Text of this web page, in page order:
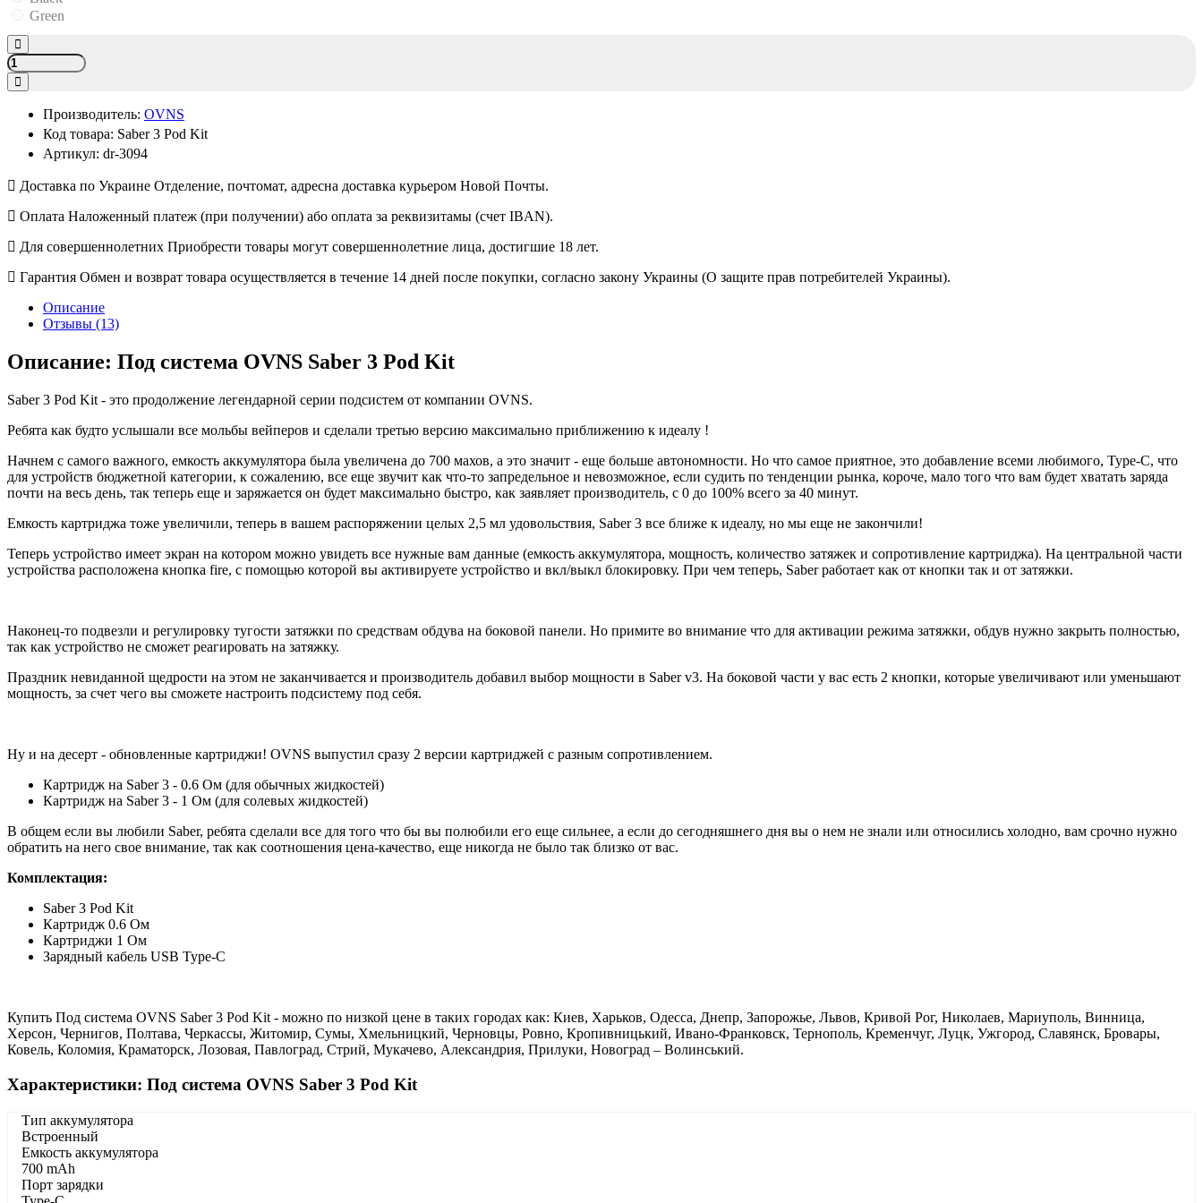
Green
Производитель: OVNS
Код товара: Saber 3 Pod Kit
Артикул: dr-3094
Доставка по Украине Отделение, почтомат, адресна доставка курьером Новой Почты.
Оплата Наложенный платеж (при получении) або оплата за реквизитамы (счет IBAN).
Для совершеннолетних Приобрести товары могут совершеннолетние лица, достигшие 18 лет.
Гарантия Обмен и возврат товара осуществляется в течение 14 дней после покупки, согласно закону Украины (О защите прав потребителей Украины).
Описание
Отзывы (13)
Описание: Под система OVNS Saber 3 Pod Kit
Saber 3 Pod Kit - это продолжение легендарной серии подсистем от компании OVNS.
Ребята как будто услышали все мольбы вейперов и сделали третью версию максимально приближению к идеалу !
Начнем с самого важного, емкость аккумулятора была увеличена до 700 махов, а это значит - еще больше автономности. Но что самое приятное, это добавление всеми любимого, Type-С, что
для устройств бюджетной категории, к сожалению, все еще звучит как что-то запредельное и невозможное, если судить по тенденции рынка, короче, мало того что вам будет хватать заряда
почти на весь день, так теперь еще и заряжается он будет максимально быстро, как заявляет производитель, с 0 до 100% всего за 40 минут.
Емкость картриджа тоже увеличили, теперь в вашем распоряжении целых 2,5 мл удовольствия, Saber 3 все ближе к идеалу, но мы еще не закончили!
Теперь устройство имеет экран на котором можно увидеть все нужные вам данные (емкость аккумулятора, мощность, количество затяжек и сопротивление картриджа). На центральной части
устройства расположена кнопка fire, с помощью которой вы активируете устройство и вкл/выкл блокировку. При чем теперь, Saber работает как от кнопки так и от затяжки.
Наконец-то подвезли и регулировку тугости затяжки по средствам обдува на боковой панели. Но примите во внимание что для активации режима затяжки, обдув нужно закрыть полностью,
так как устройство не сможет реагировать на затяжку.
Праздник невиданной щедрости на этом не заканчивается и производитель добавил выбор мощности в Saber v3. На боковой части у вас есть 2 кнопки, которые увеличивают или уменьшают
мощность, за счет чего вы сможете настроить подсистему под себя.
Ну и на десерт - обновленные картриджи! OVNS выпустил сразу 2 версии картриджей с разным сопротивлением.
Картридж на Saber 3 - 0.6 Ом (для обычных жидкостей)
Картридж на Saber 3 - 1 Ом (для солевых жидкостей)
В общем если вы любили Saber, ребята сделали все для того что бы вы полюбили его еще сильнее, а если до сегодняшнего дня вы о нем не знали или относились холодно, вам срочно нужно
обратить на него свое внимание, так как соотношения цена-качество, еще никогда не было так близко от вас.
Комплектация:
Saber 3 Pod Kit
Картридж 0.6 Ом
Картриджи 1 Ом
Зарядный кабель USB Type-С
Купить Под система OVNS Saber 3 Pod Kit - можно по низкой цене в таких городах как: Киев, Харьков, Одесса, Днепр, Запорожье, Львов, Кривой Рог, Николаев, Мариуполь, Винница,
Херсон, Чернигов, Полтава, Черкассы, Житомир, Сумы, Хмельницкий, Черновцы, Ровно, Кропивницький, Ивано-Франковск, Тернополь, Кременчуг, Луцк, Ужгород, Славянск, Бровары,
Ковель, Коломия, Краматорск, Лозовая, Павлоград, Стрий, Мукачево, Александрия, Прилуки, Новоград – Волинський.
Характеристики: Под система OVNS Saber 3 Pod Kit
Тип аккумулятора
Встроенный
Емкость аккумулятора
700 mAh
Порт зарядки